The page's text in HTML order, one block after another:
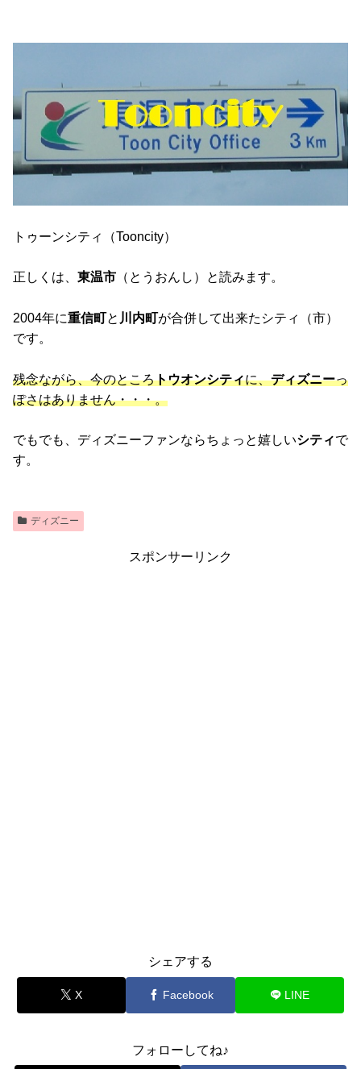
トゥーンシティ（Tooncity）
正しくは、 東温市 （とうおんし）と読みます。
2004年に重信町と 川内町が合併して出来たシティ（市）
です。
残念ながら、今のところトウオンシティに、ディズニーっ
ぽさはありません・・・。
でもでも、ディズニーファンならちょっと嬉しいシティで
す。
ディズニー
スポンサーリンク
シェアする
X Facebook LINE
フォローしてね♪